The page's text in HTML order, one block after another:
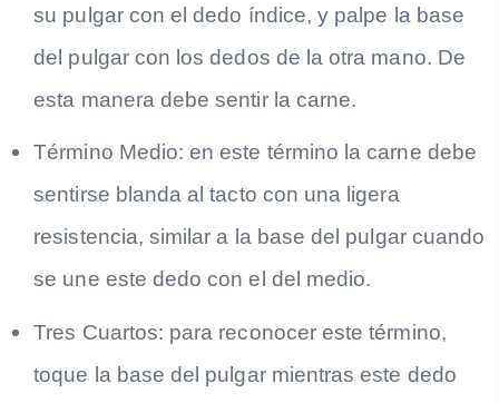
su pulgar con el dedo índice, y palpe la base
del pulgar con los dedos de la otra mano. De
esta manera debe sentir la carne.
Término Medio: en este término la carne debe
sentirse blanda al tacto con una ligera
resistencia, similar a la base del pulgar cuando
se une este dedo con el del medio.
Tres Cuartos: para reconocer este término,
toque la base del pulgar mientras este dedo